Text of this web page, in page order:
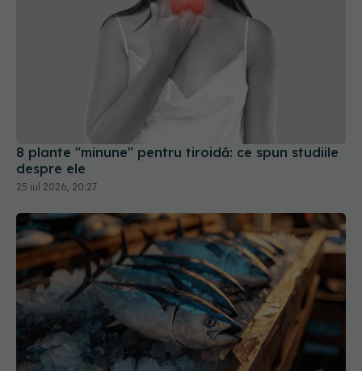
8 plante "minune" pentru tiroidă: ce spun studiile
despre ele
25 iul 2026, 20:27